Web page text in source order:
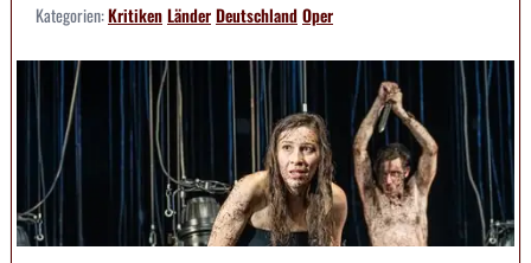
Kategorien:KritikenLänderDeutschlandOper